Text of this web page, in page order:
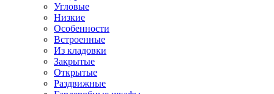
Угловые
Низкие
Особенности
Встроенные
Из кладовки
Закрытые
Открытые
Раздвижные